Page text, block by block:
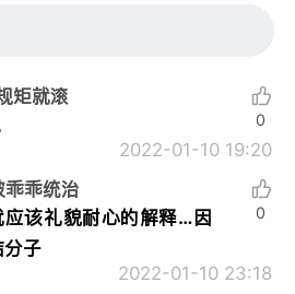
矩就滚
2022-01-10 19:20
0
乖统治
该礼貌耐心的解释…因
分子
2022-01-10 23:18
0